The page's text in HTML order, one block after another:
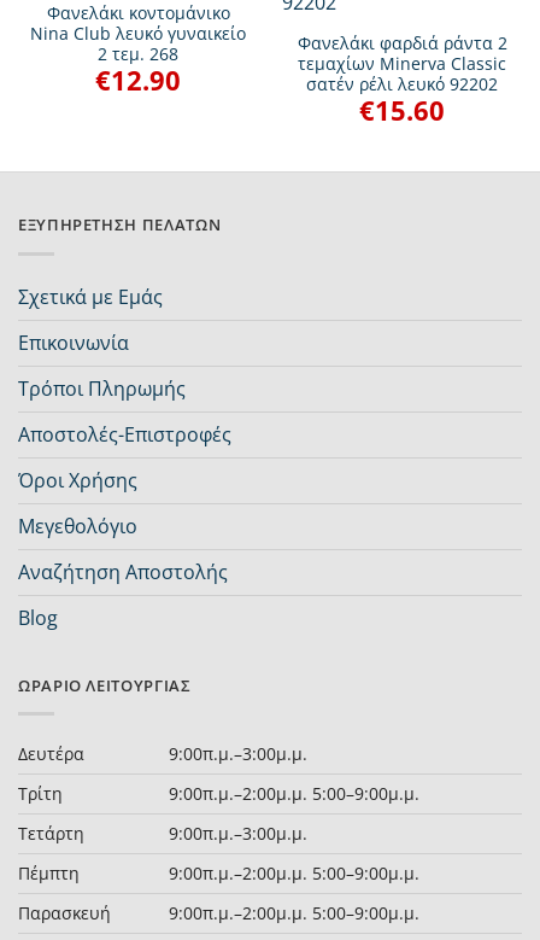
Φανελάκι κοντομάνικο
Nina Club λευκό γυναικείο
2 τεμ. 268
€12.90
Φανελάκι φαρδιά ράντα 2
τεμαχίων Minerva Classic
σατέν ρέλι λευκό 92202
€15.60
ΕΞΥΠΗΡΈΤΗΣΗ ΠΕΛΑΤΏΝ
Σχετικά με Εμάς
Επικοινωνία
Τρόποι Πληρωμής
Αποστολές-Επιστροφές
Όροι Χρήσης
Μεγεθολόγιο
Αναζήτηση Αποστολής
Blog
ΩΡΆΡΙΟ ΛΕΙΤΟΥΡΓΊΑΣ
Δευτέρα
9:00π.μ.–3:00μ.μ.
Τρίτη
9:00π.μ.–2:00μ.μ. 5:00–9:00μ.μ.
Τετάρτη
9:00π.μ.–3:00μ.μ.
Πέμπτη
9:00π.μ.–2:00μ.μ. 5:00–9:00μ.μ.
Παρασκευή
9:00π.μ.–2:00μ.μ. 5:00–9:00μ.μ.